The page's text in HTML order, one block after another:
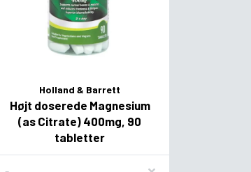
Holland & Barrett
Højt doserede Magnesium
(as Citrate) 400mg, 90
tabletter